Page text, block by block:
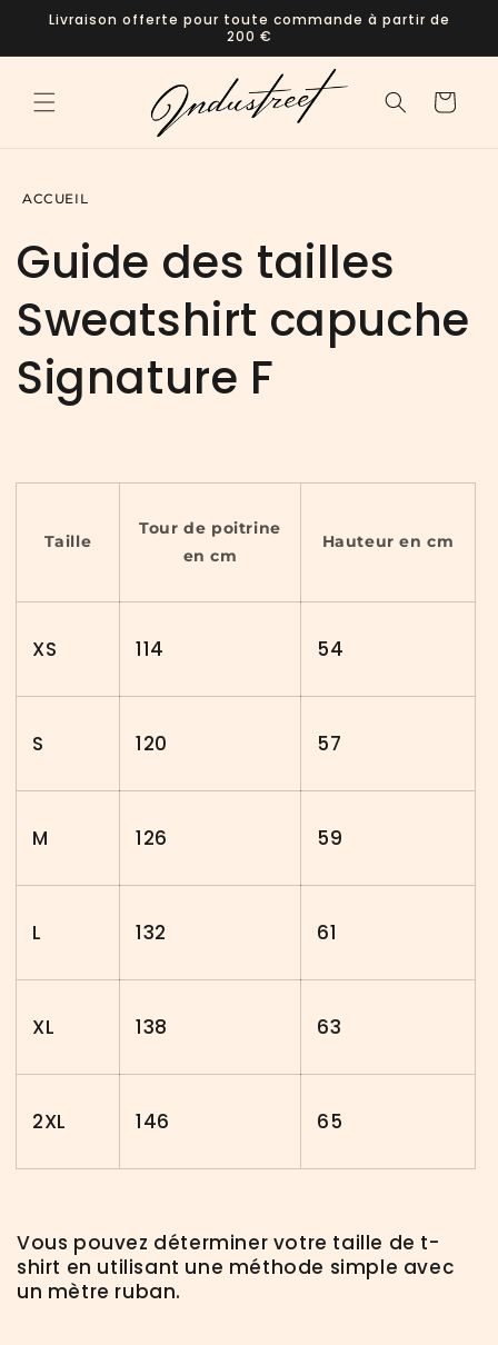
passer
Livraison offerte pour toute commande à partir de
200 €
Panier
ACCUEIL
Guide des tailles
Sweatshirt capuche
Signature F
Taille
Tour de poitrine
en cm
Hauteur en cm
XS 114 54
S 120 57
M 126 59
L 132 61
XL 138 63
2XL 146 65
Vous pouvez déterminer votre taille de t-
shirt en utilisant une méthode simple avec
un mètre ruban.